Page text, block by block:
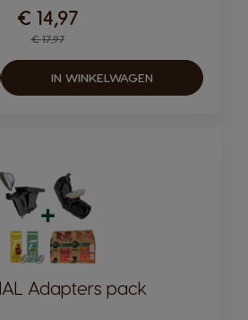
Regular Price
€ 17,97
€ 14,97
IN WINKELWAGEN
Adapters pack